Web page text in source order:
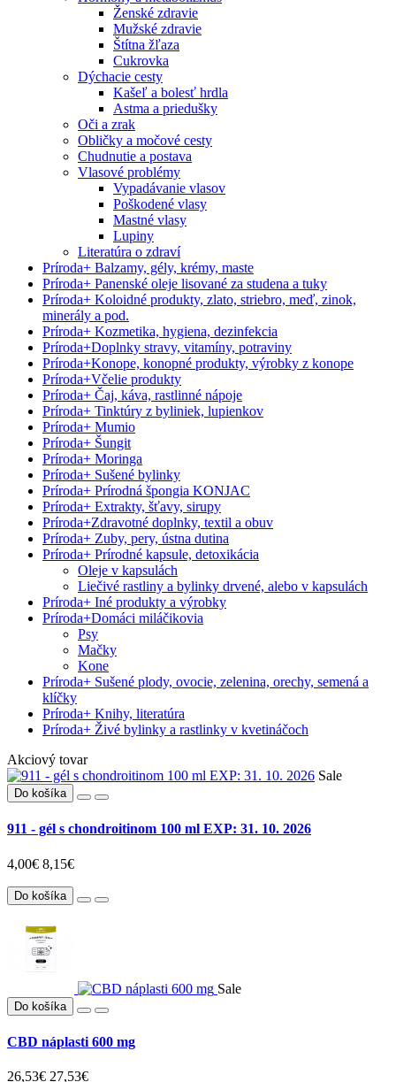
Ženské zdravie
Mužské zdravie
Štítna žľaza
Cukrovka
Dýchacie cesty
Kašeľ a bolesť hrdla
Astma a priedušky
Oči a zrak
Obličky a močové cesty
Chudnutie a postava
Vlasové problémy
Vypadávanie vlasov
Poškodené vlasy
Mastné vlasy
Lupiny
Literatúra o zdraví
Príroda+ Balzamy, gély, krémy, maste
Príroda+ Panenské oleje lisované za studena a tuky
Príroda+ Koloidné produkty, zlato, striebro, meď, zinok,
minerály a pod.
Príroda+ Kozmetika, hygiena, dezinfekcia
Príroda+Doplnky stravy, vitamíny, potraviny
Príroda+Konope, konopné produkty, výrobky z konope
Príroda+Včelie produkty
Príroda+ Čaj, káva, rastlinné nápoje
Príroda+ Tinktúry z byliniek, lupienkov
Príroda+ Mumio
Príroda+ Šungit
Príroda+ Moringa
Príroda+ Sušené bylinky
Príroda+ Prírodná špongia KONJAC
Príroda+ Extrakty, šťavy, sirupy
Príroda+Zdravotné doplnky, textil a obuv
Príroda+ Zuby, pery, ústna dutina
Príroda+ Prírodné kapsule, detoxikácia
Oleje v kapsulách
Liečivé rastliny a bylinky drvené, alebo v kapsulách
Príroda+ Iné produkty a výrobky
Príroda+Domáci miláčikovia
Psy
Mačky
Kone
Príroda+ Sušené plody, ovocie, zelenina, orechy, semená a
klíčky
Príroda+ Knihy, literatúra
Príroda+ Živé bylinky a rastlinky v kvetináčoch
Akciový tovar
Sale
Do košíka
911 - gél s chondroitinom 100 ml EXP: 31. 10. 2026
4,00€ 8,15€
Do košíka
Sale
Do košíka
CBD náplasti 600 mg
26,53€ 27,53€